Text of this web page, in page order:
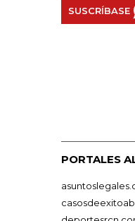
SUSCRÍBASE
PORTALES